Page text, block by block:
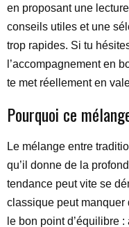
en proposant une
conseils utiles et une
trop rapides. Si tu
l’accompagnement en
te met réellement en
Pourquoi ce
Le mélange entre
qu’il donne de la
tendance peut vite se
classique peut manquer
le bon point d’équilibre